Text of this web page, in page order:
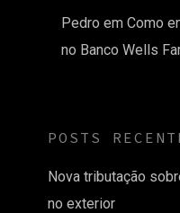
Pedro emComo
no Banco Wells
POSTS
Nova tributação
no exterior